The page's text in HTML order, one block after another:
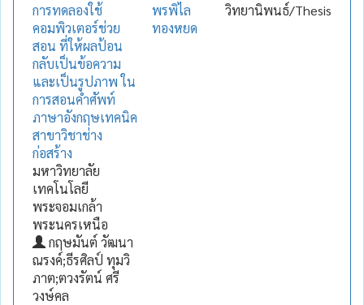
การทดลองใช้
คอมพิวเตอร์ช่วย
สอน ที่ให้ผลป้อน
กลับเป็นข้อความ
และเป็นรูปภาพ ใน
การสอนคำศัพท์
ภาษาอังกฤษเทคนิค
สาขาวิชาช่าง
ก่อสร้าง
มหาวิทยาลัย
เทคโนโลยี
พระจอมเกล้า
พระนครเหนือ
กฤษมันต์ วัฒนา
ณรงค์;ธีรศิลป์ ทุมวิ
ภาต;ตวงรัตน์ ศรี
วงษ์คล
พรพิไล
ทองหยด
วิทยานิพนธ์/Thesis